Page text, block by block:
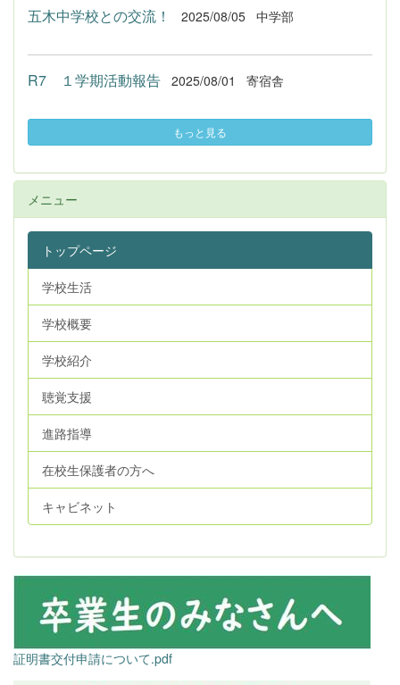
五木中学校との交流！ 2025/08/05 中学部
R7 １学期活動報告 2025/08/01 寄宿舎
もっと見る
メニュー
トップページ
学校生活
学校概要
学校紹介
聴覚支援
進路指導
在校生保護者の方へ
キャビネット
証明書交付申請について.pdf